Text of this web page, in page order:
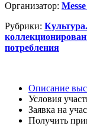
Организатор:
Рубрики:
потребления
Описание
Условия
Заявка на
Получить